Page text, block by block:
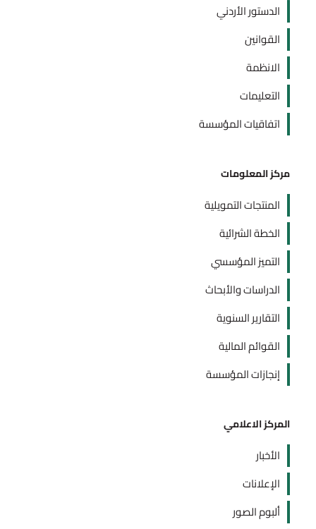
الدستور الأردني
القوانين
الانظمة
التعليمات
اتفاقيات المؤسسة
مركز المعلومات
المنتجات التمويلية
الخطة الشرائية
التميز المؤسسي
الدراسات والأبحاث
التقارير السنوية
القوائم المالية
إنجازات المؤسسة
المركز الاعلامي
الأخبار
الإعلانات
ألبوم الصور